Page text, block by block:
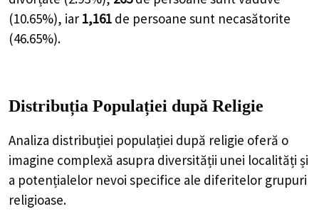
(10.65%), iar 1,161 de persoane sunt necasătorite
(46.65%).
Distribuția Populației după Religie
Analiza distribuției populației după religie oferă o
imagine complexă asupra diversității unei localități și
a potențialelor nevoi specifice ale diferitelor grupuri
religioase.